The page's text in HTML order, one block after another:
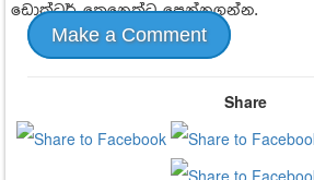
ඩොක්ටර් කෙනෙක්ට පෙන්නගන්න.
Make a Comment
Share